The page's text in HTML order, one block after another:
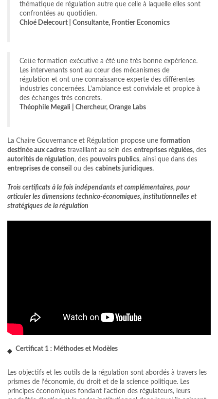
thématique de régulation autre que celle à laquelle elles sont
confrontées au quotidien.
Chloé Delecourt | Consultante, Frontier Economics
Cette formation exécutive a été une très bonne expérience.
Les intervenants sont au cœur des mécanismes de
régulation et ont une connaissance experte des différentes
industries concernées. L'ambiance est conviviale et propice à
des échanges très concrets.
Théophile Megali | Chercheur, Orange Labs
La Chaire Gouvernance et Régulation propose une formation
destinée aux cadres travaillant au sein des entreprises régulées, des
autorités de régulation, des pouvoirs publics, ainsi que dans des
entreprises de conseil ou des cabinets juridiques.
Trois certificats à la fois indépendants et complémentaires, pour
articuler les dimensions technico-économiques, institutionnelles et
stratégiques de la régulation
Certificat 1 : Méthodes et Modèles
Les objectifs et les outils de la régulation sont abordés à travers les
prismes de l’économie, du droit et de la science politique. Les
principes économiques fondant l’action des régulateurs, leurs